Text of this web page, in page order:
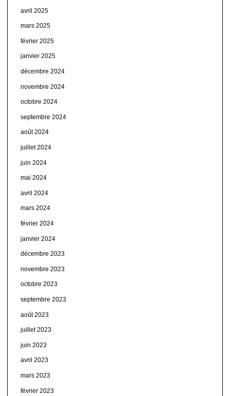
avril 2025
mars 2025
février 2025
janvier 2025
décembre 2024
novembre 2024
octobre 2024
septembre 2024
août 2024
juillet 2024
juin 2024
mai 2024
avril 2024
mars 2024
février 2024
janvier 2024
décembre 2023
novembre 2023
octobre 2023
septembre 2023
août 2023
juillet 2023
juin 2023
avril 2023
mars 2023
février 2023